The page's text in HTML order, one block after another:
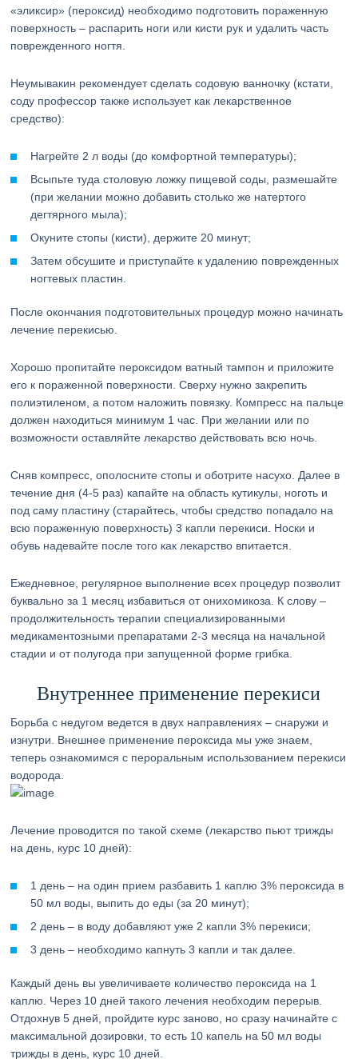
«эликсир» (пероксид) необходимо подготовить пораженную
поверхность – распарить ноги или кисти рук и удалить часть
поврежденного ногтя.
Неумывакин рекомендует сделать содовую ванночку (кстати,
соду профессор также использует как лекарственное
средство):
Нагрейте 2 л воды (до комфортной температуры);
Всыпьте туда столовую ложку пищевой соды, размешайте
(при желании можно добавить столько же натертого
дегтярного мыла);
Окуните стопы (кисти), держите 20 минут;
Затем обсушите и приступайте к удалению поврежденных
ногтевых пластин.
После окончания подготовительных процедур можно начинать
лечение перекисью.
Хорошо пропитайте пероксидом ватный тампон и приложите
его к пораженной поверхности. Сверху нужно закрепить
полиэтиленом, а потом наложить повязку. Компресс на пальце
должен находиться минимум 1 час. При желании или по
возможности оставляйте лекарство действовать всю ночь.
Сняв компресс, ополосните стопы и оботрите насухо. Далее в
течение дня (4-5 раз) капайте на область кутикулы, ноготь и
под саму пластину (старайтесь, чтобы средство попадало на
всю пораженную поверхность) 3 капли перекиси. Носки и
обувь надевайте после того как лекарство впитается.
Ежедневное, регулярное выполнение всех процедур позволит
буквально за 1 месяц избавиться от онихомикоза. К слову –
продолжительность терапии специализированными
медикаментозными препаратами 2-3 месяца на начальной
стадии и от полугода при запущенной форме грибка.
Внутреннее применение перекиси
Борьба с недугом ведется в двух направлениях – снаружи и
изнутри. Внешнее применение пероксида мы уже знаем,
теперь ознакомимся с пероральным использованием перекиси
водорода.
Лечение проводится по такой схеме (лекарство пьют трижды
на день, курс 10 дней):
1 день – на один прием разбавить 1 каплю 3% пероксида в
50 мл воды, выпить до еды (за 20 минут);
2 день – в воду добавляют уже 2 капли 3% перекиси;
3 день – необходимо капнуть 3 капли и так далее.
Каждый день вы увеличиваете количество пероксида на 1
каплю. Через 10 дней такого лечения необходим перерыв.
Отдохнув 5 дней, пройдите курс заново, но сразу начинайте с
максимальной дозировки, то есть 10 капель на 50 мл воды
трижды в день, курс 10 дней.